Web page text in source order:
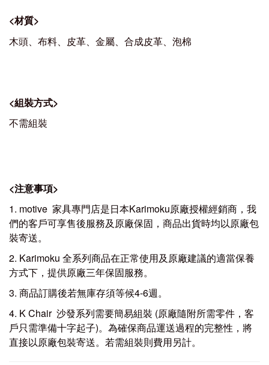
<材質>
木頭、布料、皮革、金屬、合成皮革、泡棉
<組裝方式>
不需組裝
<注意事項>
1. motive 家具專門店是日本Karimoku原廠授權經銷商，我
們的客戶可享售後服務及原廠保固，商品出貨時均以原廠包
裝寄送。
2. Karimoku 全系列商品在正常使用及原廠建議的適當保養
方式下，提供原廠三年保固服務。
3. 商品訂購後若無庫存須等候4-6週。
4. K Chair 沙發系列需要簡易組裝 (原廠隨附所需零件，客
戶只需準備十字起子)。為確保商品運送過程的完整性，將
直接以原廠包裝寄送。若需組裝則費用另計。